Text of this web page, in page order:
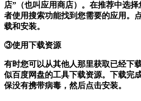
店”（也叫应用商店）。在推荐中选
者使用搜索功能找到您需要的应用。
载和安装。
③使用下载资源
有时您可以从其他人那里获取已经下
似百度网盘的工具下载资源。下载完
保没有携带病毒，然后点击安装。